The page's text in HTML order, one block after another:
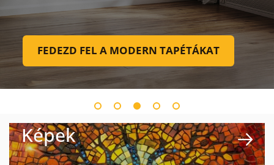
FEDEZD FEL A MODERN TAPÉTÁKAT
Képek